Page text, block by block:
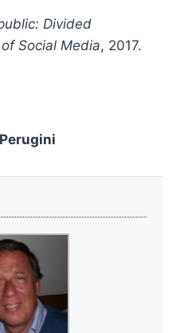
Divided
Social Media, 2017.
ni